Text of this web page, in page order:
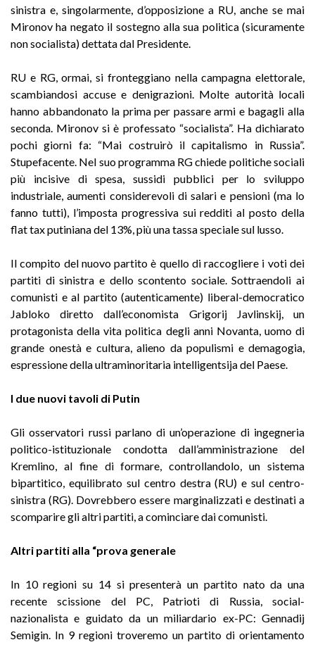
sinistra e, singolarmente, d’opposizione a RU, anche se mai
Mironov ha negato il sostegno alla sua politica (sicuramente
non socialista) dettata dal Presidente.
RU e RG, ormai, si fronteggiano nella campagna elettorale,
scambiandosi accuse e denigrazioni. Molte autorità locali
hanno abbandonato la prima per passare armi e bagagli alla
seconda. Mironov si è professato “socialista”. Ha dichiarato
pochi giorni fa: “Mai costruirò il capitalismo in Russia”.
Stupefacente. Nel suo programma RG chiede politiche sociali
più incisive di spesa, sussidi pubblici per lo sviluppo
industriale, aumenti considerevoli di salari e pensioni (ma lo
fanno tutti), l’imposta progressiva sui redditi al posto della
flat tax putiniana del 13%, più una tassa speciale sul lusso.
Il compito del nuovo partito è quello di raccogliere i voti dei
partiti di sinistra e dello scontento sociale. Sottraendoli ai
comunisti e al partito (autenticamente) liberal-democratico
Jabloko diretto dall’economista Grigorij Javlinskij, un
protagonista della vita politica degli anni Novanta, uomo di
grande onestà e cultura, alieno da populismi e demagogia,
espressione della ultraminoritaria intelligentsija del Paese.
I due nuovi tavoli di Putin
Gli osservatori russi parlano di un’operazione di ingegneria
politico-istituzionale condotta dall’amministrazione del
Kremlino, al fine di formare, controllandolo, un sistema
bipartitico, equilibrato sul centro destra (RU) e sul centro-
sinistra (RG). Dovrebbero essere marginalizzati e destinati a
scomparire gli altri partiti, a cominciare dai comunisti.
Altri partiti alla “prova generale
In 10 regioni su 14 si presenterà un partito nato da una
recente scissione del PC, Patrioti di Russia, social-
nazionalista e guidato da un miliardario ex-PC: Gennadij
Semigin. In 9 regioni troveremo un partito di orientamento